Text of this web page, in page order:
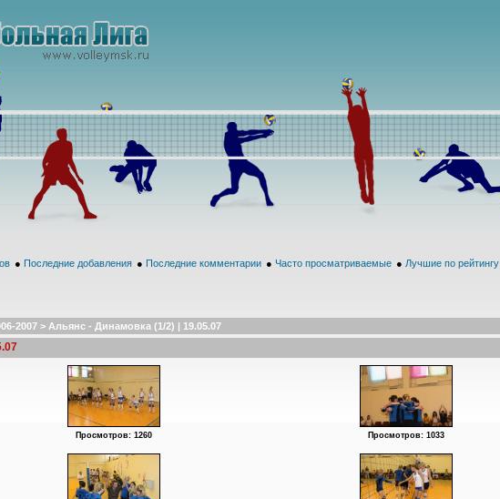
● Последние добавления ● Последние комментарии ● Часто просматриваемые ● Лучшие по рейтингу
2007 > Альянс - Динамовка (1/2) | 19.05.07
Просмотров: 1260 Просмотров: 1033